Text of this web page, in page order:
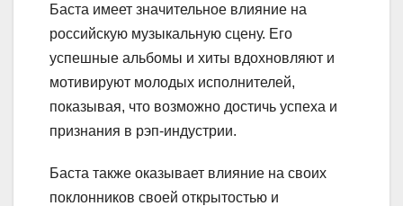
Баста имеет значительное влияние на
российскую музыкальную сцену. Его
успешные альбомы и хиты вдохновляют и
мотивируют молодых исполнителей,
показывая, что возможно достичь успеха и
признания в рэп-индустрии.
Баста также оказывает влияние на своих
поклонников своей открытостью и